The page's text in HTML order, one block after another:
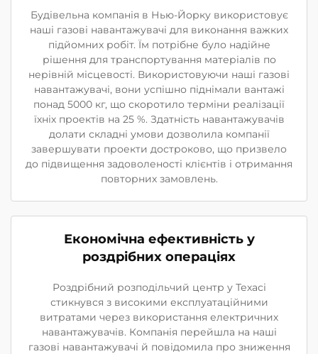
Будівельна компанія в Нью-Йорку використовує
наші газові навантажувачі для виконання важких
підйомних робіт. Їм потрібне було надійне
рішення для транспортування матеріалів по
нерівній місцевості. Використовуючи наші газові
навантажувачі, вони успішно піднімали вантажі
понад 5000 кг, що скоротило терміни реалізації
їхніх проектів на 25 %. Здатність навантажувачів
долати складні умови дозволила компанії
завершувати проекти достроково, що призвело
до підвищення задоволеності клієнтів і отримання
повторних замовлень.
Економічна ефективність у
роздрібних операціях
Роздрібний розподільчий центр у Техасі
стикнувся з високими експлуатаційними
витратами через використання електричних
навантажувачів. Компанія перейшла на наші
газові навантажувачі й повідомила про зниження